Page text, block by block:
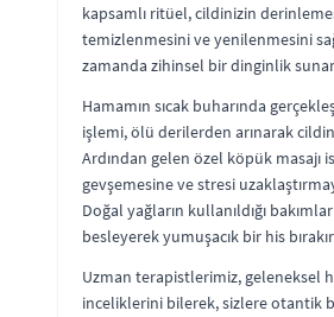
kapsamlı ritüel, cildinizin
temizlenmesini ve yenilenmesini
zamanda zihinsel bir dinginlik
Hamamın sıcak buharında
işlemi, ölü derilerden arınarak
Ardından gelen özel köpük masajı
gevşemesine ve stresi
Doğal yağların kullanıldığı
besleyerek yumuşacık bir his
Uzman terapistlerimiz, geleneksel
inceliklerini bilerek, sizlere otantik